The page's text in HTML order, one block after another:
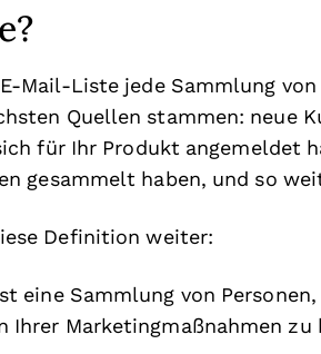
Mail-Liste jede Sammlung von
Quellen stammen: neue
für Ihr Produkt angemeldet
gesammelt haben, und so
Definition weiter:
eine Sammlung von
Ihrer Marketingmaßnahmen